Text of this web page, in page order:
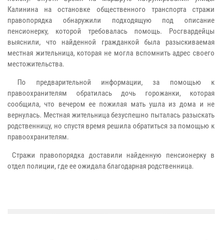
Калинина на остановке общественного транспорта стражи
правопорядка обнаружили подходящую под описание
пенсионерку, которой требовалась помощь. Росгвардейцы
выяснили, что найденной гражданкой была разыскиваемая
местная жительница, которая не могла вспомнить адрес своего
местожительства.
По предварительной информации, за помощью к
правоохранителям обратилась дочь горожанки, которая
сообщила, что вечером ее пожилая мать ушла из дома и не
вернулась. Местная жительница безуспешно пыталась разыскать
родственницу, но спустя время решила обратиться за помощью к
правоохранителям.
Стражи правопорядка доставили найденную пенсионерку в
отдел полиции, где ее ожидала благодарная родственница.